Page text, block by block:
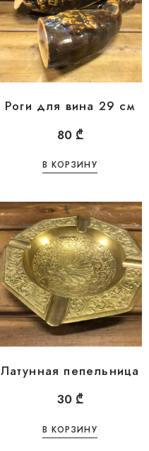
Роги для вина 29 см
80 ₾
В КОРЗИНУ
Латунная пепельница
30 ₾
В КОРЗИНУ